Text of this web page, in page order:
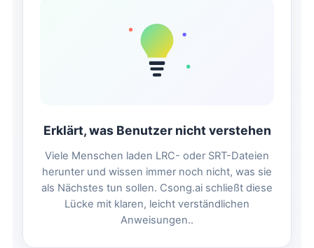
Erklärt, was Benutzer nicht verstehen
Viele Menschen laden LRC- oder SRT-Dateien
herunter und wissen immer noch nicht, was sie
als Nächstes tun sollen. Csong.ai schließt diese
Lücke mit klaren, leicht verständlichen
Anweisungen..